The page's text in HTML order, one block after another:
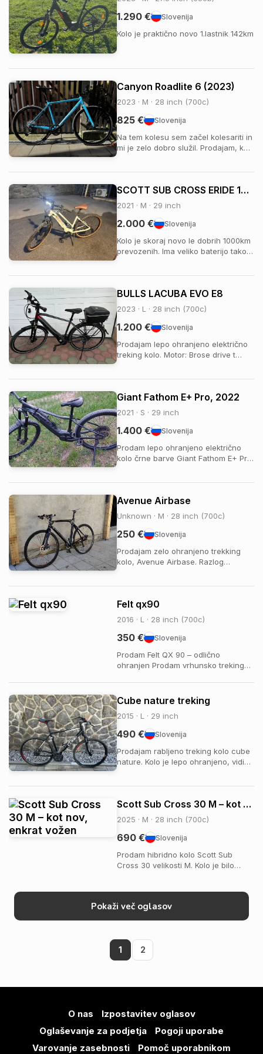
Slovenija
1.290 €
Kolo je praktično novo 1.lastnik 142km
Canyon Roadlite 6 (2023)
2023 · M · 28 inch (700c)
Slovenija
825 €
Na tem kolesu sem začel kolesariti in
mi je zelo dobro služil. Prodajam, ker
povesem prepričan, kakšno kolo si
želi. Z ustreznimi gumami bi se po ...
SCOTT SUB CROSS ERIDE 10 LADY 2021
2021 · M · 29 inch
Slovenija
2.000 €
Kolo je skoraj novo le dobrih 1000km
prevozenih. Ima veliko baterijo tako
povezave z aplikacijo. Zraven kolesa
prilozim originalni polnilec. Lahk...
BULLS LACUBA EVO E8
2023 · L · 28 inch (700c)
Slovenija
1.200 €
Prodajam lepo ohranjeno električno
treking kolo. Motor: Brose drive t
Giant Fathom E+ Pro, 2022
2021 · S · 29 inch
Slovenija
1.400 €
Prodam lepo ohranjeno električno
kolo črne barve Giant Fathom E+ Pro,
okvir ALUXX SL in trail-prijazna
geometrija modela Giant Fathom E+
2 pon...
Avenue Airbase
Unknown · M · 28 inch (700c)
Slovenija
250 €
Prodajam zelo ohranjeno trekking
kolo, Avenue Airbase. Razlog
Felt qx90
2016 · L · 28 inch (700c)
Slovenija
350 €
Prodam Felt QX 90 – odlično
ohranjen Prodam vrhunsko treking
servisirano in brezhibno deluje.
Oprema: Shimano Deore LX
Aluminijast okvir Vzmetna sprednja
vilica 28" kolesa, odli...
Cube nature treking
2015 · L · 29 inch
Slovenija
490 €
Prodajam rabljeno treking kolo cube
nature. Kolo je lepo ohranjeno, vidi
nakupa novega. Kolo je aluminijasto
in ima opremo Shimano Deore XT.
Velik...
Scott Sub Cross 30 M – kot nov, enkrat vožen
2025 · M · 28 inch (700c)
Slovenija
690 €
Prodam hibridno kolo Scott Sub
Cross 30 velikosti M. Kolo je bilo
vsakodnevno vožnjo, rekreacijo,
Pokaži več oglasov
1 2
O nas
Izpostavitev oglasov
Oglaševanje za podjetja
Pogoji uporabe
Varovanje zasebnosti
Pomoč uporabnikom